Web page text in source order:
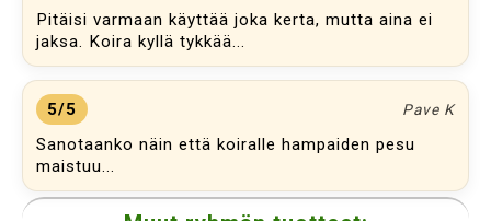
Pitäisi varmaan käyttää joka kerta, mutta aina ei
jaksa. Koira kyllä tykkää...
5/5 Pave K
Sanotaanko näin että koiralle hampaiden pesu
maistuu...